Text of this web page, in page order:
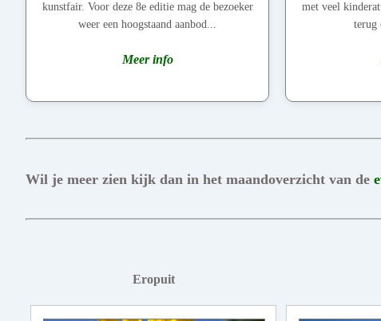
kunstfair. Voor deze 8e editie mag de bezoeker
weer een hoogstaand aanbod...
Meer info
met veel
terug
Wil je meer zien kijk dan in het maandoverzicht van de
Eropuit